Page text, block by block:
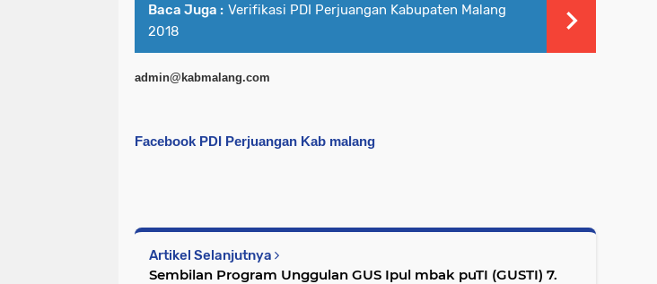
Baca Juga : Verifikasi PDI Perjuangan Kabupaten Malang
2018
admin@kabmalang.com
Facebook PDI Perjuangan Kab malang
Artikel Selanjutnya
Sembilan Program Unggulan GUS Ipul mbak puTI (GUSTI) 7.